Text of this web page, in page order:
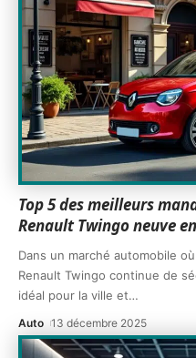
Top 5 des meilleurs
Renault Twingo neuve
Dans un marché automobile
Renault Twingo continue de
idéal pour la ville et…
Auto 13 décembre 2025